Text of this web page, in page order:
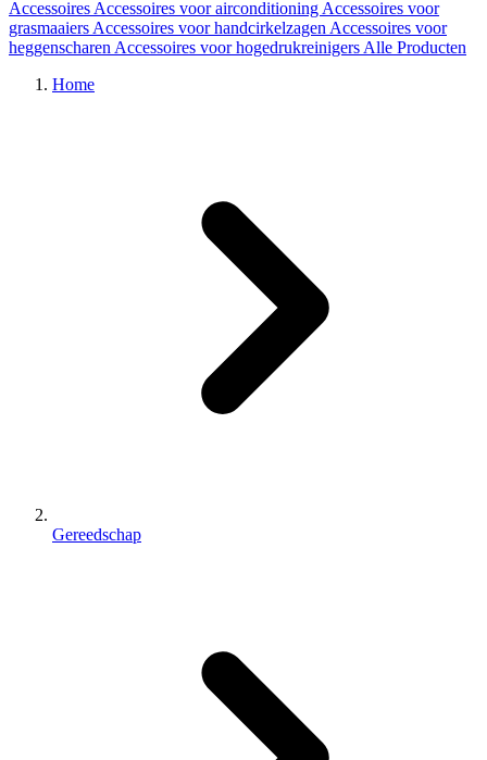
Accessoires Accessoires voor airconditioning Accessoires voor
grasmaaiers Accessoires voor handcirkelzagen Accessoires voor
heggenscharen Accessoires voor hogedrukreinigers Alle Producten
Home
Gereedschap